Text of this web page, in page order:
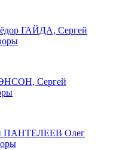
ГАЙДА, Сергей
Сергей
ПАНТЕЛЕЕВ Олег